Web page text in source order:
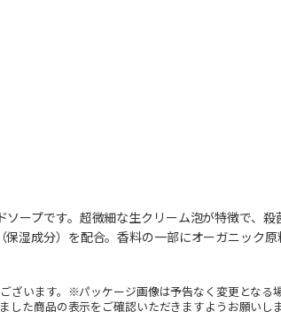
ープです。超微細な生クリーム泡が特徴で、
湿成分）を配合。香料の一部にオーガニック
ざいます。※パッケージ画像は予告なく変更となる
した商品の表示をご確認いただきますようお願いしま